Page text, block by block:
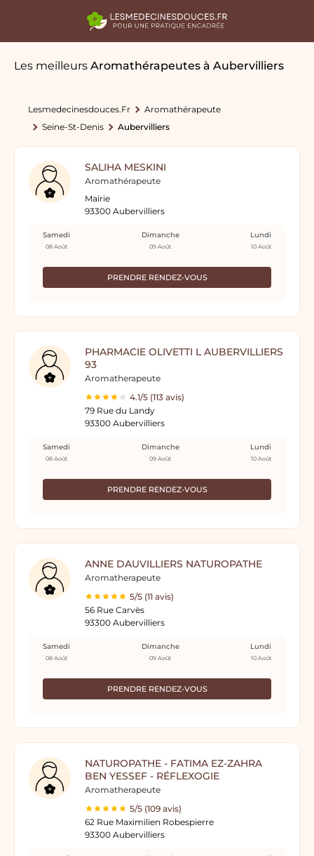
Les meilleurs Aromathérapeutes à Aubervilliers
Lesmedecinesdouces.fr
Aromathérapeute
Seine-St-Denis
Aubervilliers
SALIHA MESKINI
Aromathérapeute
Mairie
93300 Aubervilliers
PRENDRE RENDEZ-VOUS
Samedi
08 Août
Dimanche
09 Août
Lundi
10 Août
PHARMACIE OLIVETTI L AUBERVILLIERS
93
Aromatherapeute
4.1/5 (113 avis)
79 Rue du Landy
93300 Aubervilliers
PRENDRE RENDEZ-VOUS
Samedi
08 Août
Dimanche
09 Août
Lundi
10 Août
ANNE DAUVILLIERS NATUROPATHE
Aromatherapeute
5/5 (11 avis)
56 Rue Carvès
93300 Aubervilliers
PRENDRE RENDEZ-VOUS
Samedi
08 Août
Dimanche
09 Août
Lundi
10 Août
NATUROPATHE - FATIMA EZ-ZAHRA
BEN YESSEF - RÉFLEXOGIE
Aromatherapeute
5/5 (109 avis)
62 Rue Maximilien Robespierre
93300 Aubervilliers